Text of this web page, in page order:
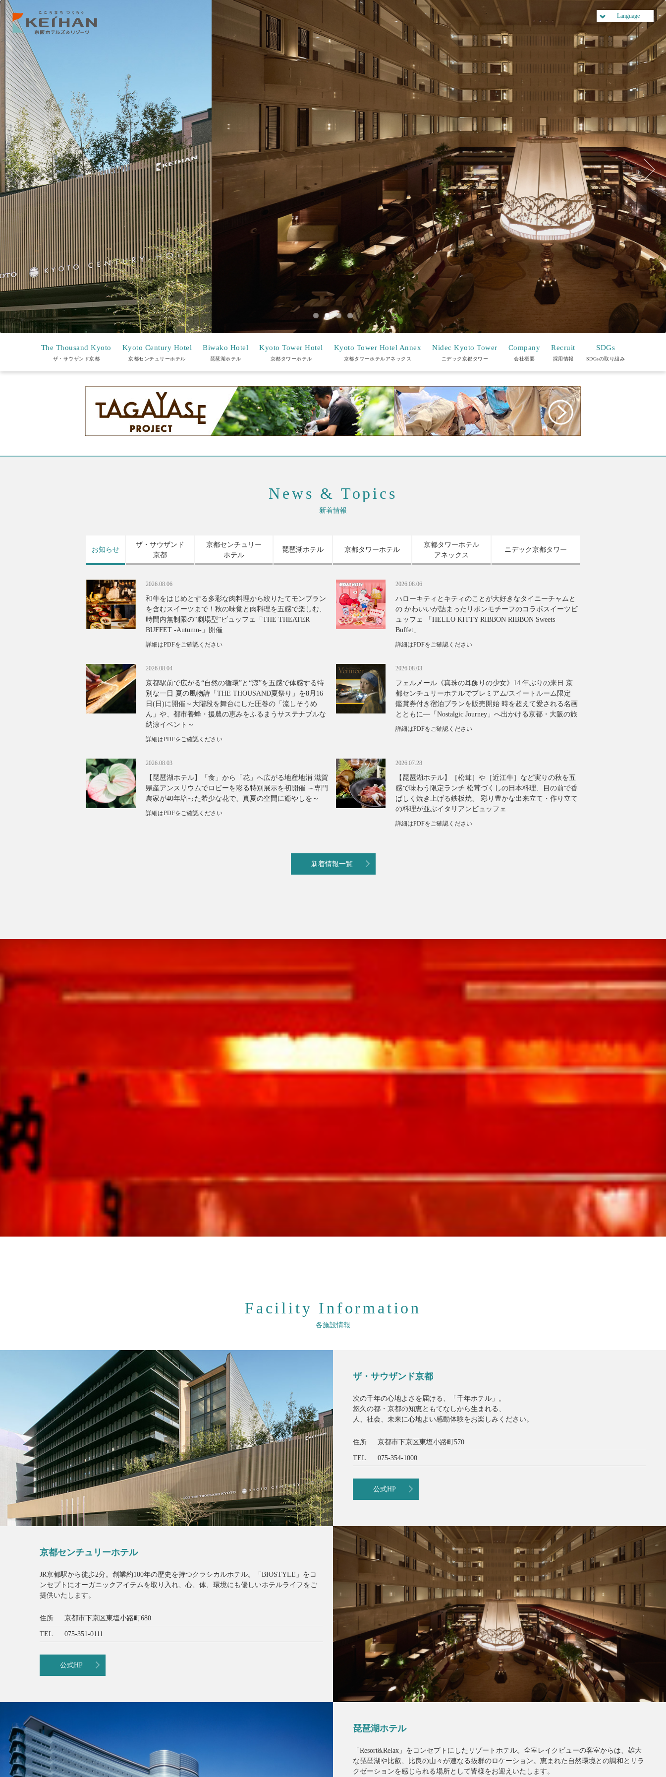
Language
The Thousand Kyoto
ザ・サウザンド京都
Kyoto Century Hotel
京都センチュリーホテル
Biwako Hotel
琵琶湖ホテル
Kyoto Tower Hotel
京都タワーホテル
Kyoto Tower Hotel Annex
京都タワーホテルアネックス
Nidec Kyoto Tower
ニデック京都タワー
Company
会社概要
Recruit
採用情報
SDGs
SDGsの取り組み
News & Topics
新着情報
お知らせ
ザ・サウザンド
京都
京都センチュリー
ホテル
琵琶湖ホテル 京都タワーホテル
京都タワーホテル
アネックス
ニデック京都タワー
2026.08.06
和牛をはじめとする多彩な肉料理から絞りたてモンブラン
を含むスイーツまで！秋の味覚と肉料理を五感で楽しむ、
時間内無制限の“劇場型”ビュッフェ「THE THEATER
BUFFET -Autumn-」開催
詳細はPDFをご確認ください
2026.08.06
ハローキティとキティのことが大好きなタイニーチャムと
の かわいいが詰まったリボンモチーフのコラボスイーツビ
ュッフェ 「HELLO KITTY RIBBON RIBBON Sweets
Buffet」
詳細はPDFをご確認ください
2026.08.04
京都駅前で広がる“自然の循環”と“涼”を五感で体感する特
別な一日 夏の風物詩「THE THOUSAND夏祭り」を8月16
日(日)に開催～大階段を舞台にした圧巻の「流しそうめ
ん」や、都市養蜂・援農の恵みをふるまうサステナブルな
納涼イベント～
詳細はPDFをご確認ください
2026.08.03
フェルメール《真珠の耳飾りの少女》14 年ぶりの来日 京
都センチュリーホテルでプレミアム/スイートルーム限定
鑑賞券付き宿泊プランを販売開始 時を超えて愛される名画
とともに―「Nostalgic Journey」へ出かける京都・大阪の旅
詳細はPDFをご確認ください
2026.08.03
【琵琶湖ホテル】「食」から「花」へ広がる地産地消 滋賀
県産アンスリウムでロビーを彩る特別展示を初開催 ～専門
農家が40年培った希少な花で、真夏の空間に癒やしを～
詳細はPDFをご確認ください
2026.07.28
【琵琶湖ホテル】［松茸］や［近江牛］など実りの秋を五
感で味わう限定ランチ 松茸づくしの日本料理、目の前で香
ばしく焼き上げる鉄板焼、 彩り豊かな出来立て・作り立て
の料理が並ぶイタリアンビュッフェ
詳細はPDFをご確認ください
新着情報一覧
Facility Information
各施設情報
ザ・サウザンド京都
次の千年の心地よさを届ける、「千年ホテル」。
悠久の都・京都の知恵ともてなしから生まれる、
人、社会、未来に心地よい感動体験をお楽しみください。
住所 京都市下京区東塩小路町570
TEL 075-354-1000
公式HP
京都センチュリーホテル
JR京都駅から徒歩2分。創業約100年の歴史を持つクラシカルホテル。「BIOSTYLE」をコ
ンセプトにオーガニックアイテムを取り入れ、心、体、環境にも優しいホテルライフをご
提供いたします。
住所 京都市下京区東塩小路町680
TEL 075-351-0111
公式HP
琵琶湖ホテル
「Resort&Relax」をコンセプトにしたリゾートホテル。全室レイクビューの客室からは、雄大
な琵琶湖や比叡、比良の山々が連なる抜群のロケーション。恵まれた自然環境との調和とリラ
クゼーションを感じられる場所として皆様をお迎えいたします。